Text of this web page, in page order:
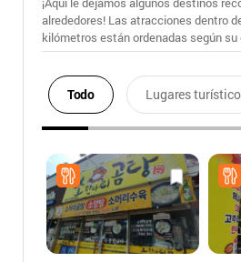
alrededores! Las atracciones dentro
kilómetros están ordenadas según su
Todo Lugares